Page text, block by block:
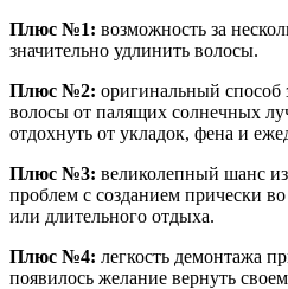
Плюс №1: возможность за
значительно удлинить волосы.
Плюс №2: оригинальный способ
волосы от палящих солнечных
отдохнуть от укладок, фена и
Плюс №3: великолепный шанс
проблем с созданием прически
или длительного отдыха.
Плюс №4: легкость демонтажа
появилось желание вернуть